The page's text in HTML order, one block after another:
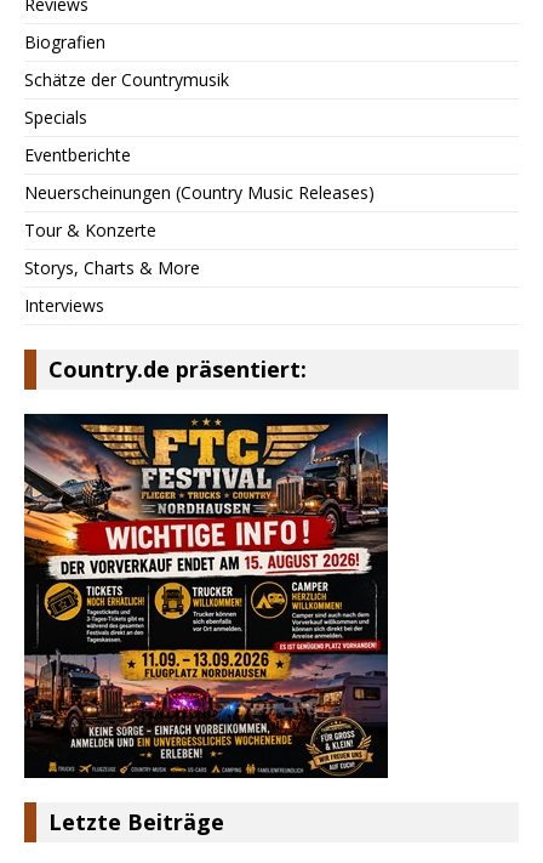
Reviews
Biografien
Schätze der Countrymusik
Specials
Eventberichte
Neuerscheinungen (Country Music Releases)
Tour & Konzerte
Storys, Charts & More
Interviews
Country.de präsentiert:
Letzte Beiträge